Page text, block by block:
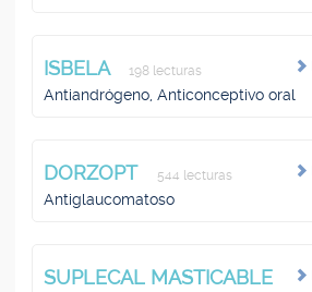
ISBELA 198 lecturas
Antiandrógeno, Anticonceptivo oral
DORZOPT 544 lecturas
Antiglaucomatoso
SUPLECAL MASTICABLE